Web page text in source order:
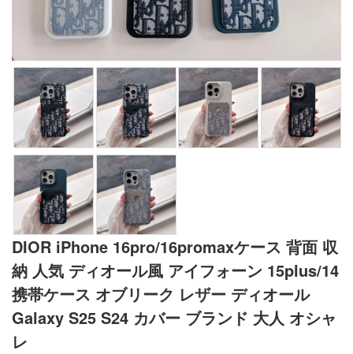
DIOR iPhone 16pro/16promaxケース 背面 収
納 人気 ディオール風 アイフォーン 15plus/14
携帯ケース オブリーク レザー ディオール
Galaxy S25 S24 カバー ブランド 大人 オシャ
レ